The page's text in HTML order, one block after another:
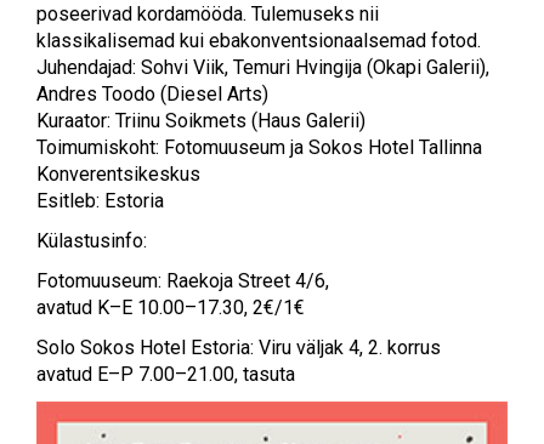
poseerivad kordamööda. Tulemuseks nii
klassikalisemad kui ebakonventsionaalsemad fotod.
Juhendajad: Sohvi Viik, Temuri Hvingija (Okapi Galerii),
Andres Toodo (Diesel Arts)
Kuraator: Triinu Soikmets (Haus Galerii)
Toimumiskoht: Fotomuuseum ja Sokos Hotel Tallinna
Konverentsikeskus
Esitleb: Estoria
Külastusinfo:
Fotomuuseum: Raekoja Street 4/6,
avatud K–E 10.00–17.30, 2€/1€
Solo Sokos Hotel Estoria: Viru väljak 4, 2. korrus
avatud E–P 7.00–21.00, tasuta